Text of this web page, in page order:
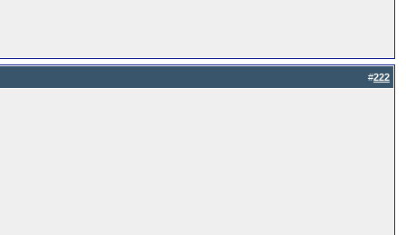
#222